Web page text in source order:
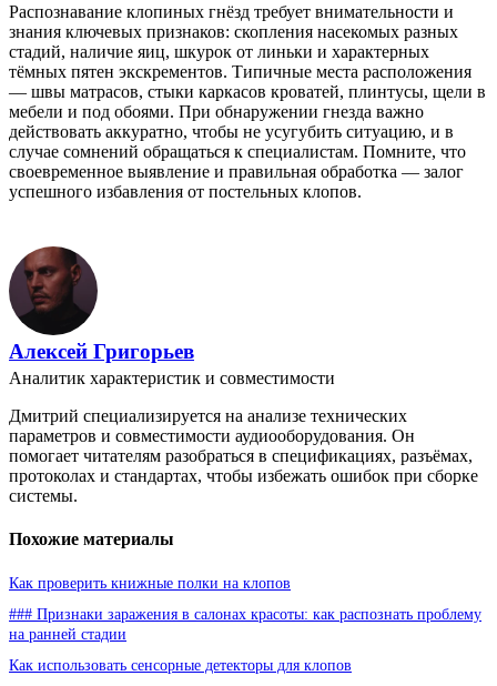
Распознавание клопиных гнёзд требует внимательности и
знания ключевых признаков: скопления насекомых разных
стадий, наличие яиц, шкурок от линьки и характерных
тёмных пятен экскрементов. Типичные места расположения
— швы матрасов, стыки каркасов кроватей, плинтусы, щели в
мебели и под обоями. При обнаружении гнезда важно
действовать аккуратно, чтобы не усугубить ситуацию, и в
случае сомнений обращаться к специалистам. Помните, что
своевременное выявление и правильная обработка — залог
успешного избавления от постельных клопов.
Алексей Григорьев
Аналитик характеристик и совместимости
Дмитрий специализируется на анализе технических
параметров и совместимости аудиооборудования. Он
помогает читателям разобраться в спецификациях, разъёмах,
протоколах и стандартах, чтобы избежать ошибок при сборке
системы.
Похожие материалы
Как проверить книжные полки на клопов
### Признаки заражения в салонах красоты: как распознать проблему
на ранней стадии
Как использовать сенсорные детекторы для клопов